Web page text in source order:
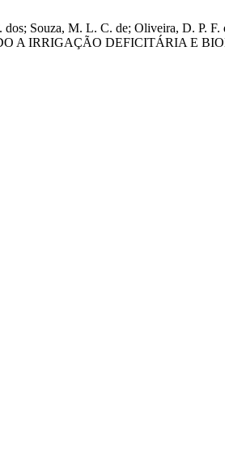
dos; Souza, M. L. C. de; Oliveira, D. P.
A IRRIGAÇÃO DEFICITÁRIA E